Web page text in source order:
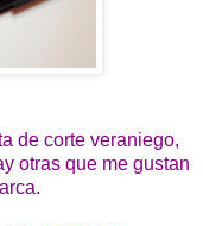
de corte veraniego,
otras que me gustan